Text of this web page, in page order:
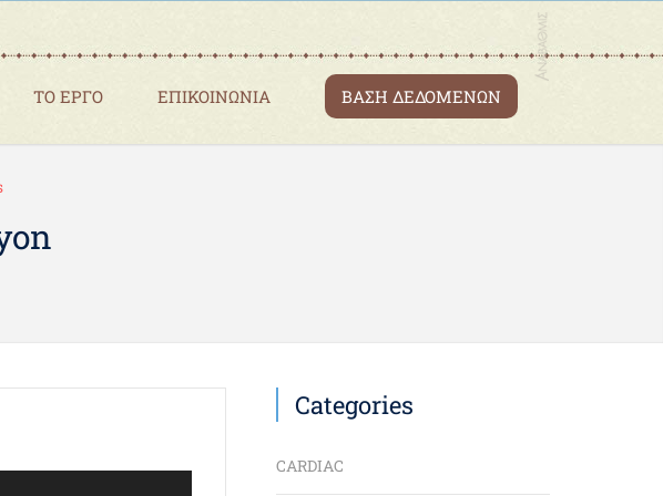
ΤΟ ΕΡΓΟ ΕΠΙΚΟΙΝΩΝΙΑ ΒΑΣΗ ΔΕΔΟΜΕΝΩΝ
Categories
CARDIAC